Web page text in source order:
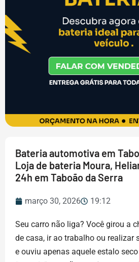
Bateria automotiva em
Loja de bateria Moura,
24h em Taboão da Serra
março 30, 2026 19:12
Seu carro não liga? Você girou a
de casa, ir ao trabalho ou realizar
e ouviu apenas aquele estalo